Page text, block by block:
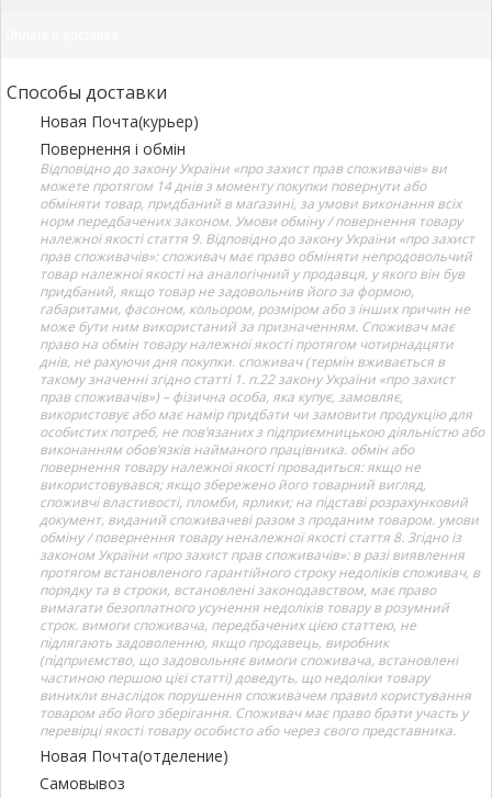
Способы доставки
Новая Почта(курьер)
Повернення і обмін
Відповідно до закону України «про захист прав споживачів» ви
можете протягом 14 днів з моменту покупки повернути або
обміняти товар, придбаний в магазині, за умови виконання всіх
норм передбачених законом. Умови обміну / повернення товару
належної якості стаття 9. Відповідно до закону України «про захист
прав споживачів»: споживач має право обміняти непродовольчий
товар належної якості на аналогічний у продавця, у якого він був
придбаний, якщо товар не задовольнив його за формою,
габаритами, фасоном, кольором, розміром або з інших причин не
може бути ним використаний за призначенням. Споживач має
право на обмін товару належної якості протягом чотирнадцяти
днів, не рахуючи дня покупки. споживач (термін вживається в
такому значенні згідно статті 1. п.22 закону України «про захист
прав споживачів») – фізична особа, яка купує, замовляє,
використовує або має намір придбати чи замовити продукцію для
особистих потреб, не пов’язаних з підприємницькою діяльністю або
виконанням обов’язків найманого працівника. обмін або
повернення товару належної якості провадиться: якщо не
використовувався; якщо збережено його товарний вигляд,
споживчі властивості, пломби, ярлики; на підставі розрахунковий
документ, виданий споживачеві разом з проданим товаром. умови
обміну / повернення товару неналежної якості стаття 8. Згідно із
законом України «про захист прав споживачів»: в разі виявлення
протягом встановленого гарантійного строку недоліків споживач, в
порядку та в строки, встановлені законодавством, має право
вимагати безоплатного усунення недоліків товару в розумний
строк. вимоги споживача, передбачених цією статтею, не
підлягають задоволенню, якщо продавець, виробник
(підприємство, що задовольняє вимоги споживача, встановлені
частиною першою цієї статті) доведуть, що недоліки товару
виникли внаслідок порушення споживачем правил користування
товаром або його зберігання. Споживач має право брати участь у
перевірці якості товару особисто або через свого представника.
Новая Почта(отделение)
Самовывоз